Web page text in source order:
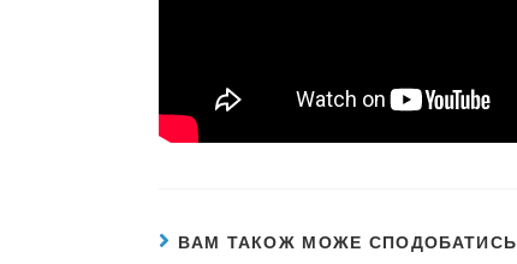
ВАМ ТАКОЖ МОЖЕ СПОДОБАТИСЬ